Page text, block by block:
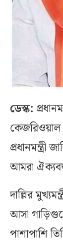
ডেস্ক:
আমরা
দাল্লির
আসা
পাশাপাশি